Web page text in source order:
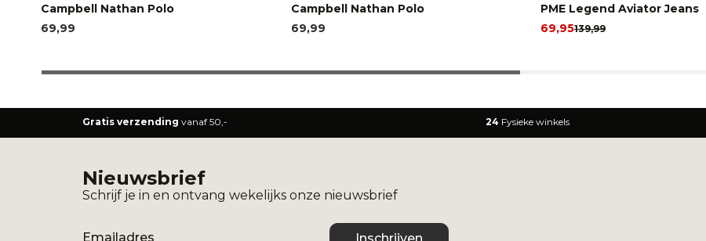
Campbell Nathan Polo
69,99
Campbell Nathan Polo
69,99
PME Legend Aviator Jeans
139,99
69,95
Gratis verzending vanaf 50,- 24 Fysieke winkels
Nieuwsbrief
Schrijf je in en ontvang wekelijks onze nieuwsbrief
Email
Inschrijven